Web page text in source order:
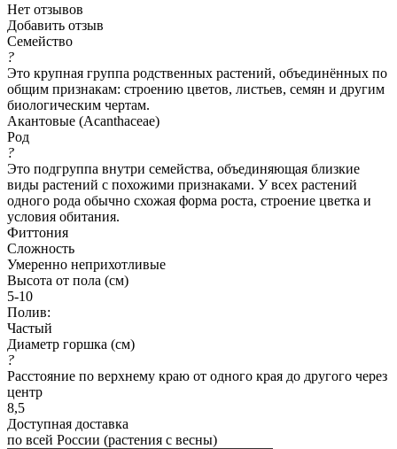
Нет отзывов
Добавить отзыв
Семейство
?
Это крупная группа родственных растений, объединённых по
общим признакам: строению цветов, листьев, семян и другим
биологическим чертам.
Акантовые (Acanthaceae)
Род
?
Это подгруппа внутри семейства, объединяющая близкие
виды растений с похожими признаками. У всех растений
одного рода обычно схожая форма роста, строение цветка и
условия обитания.
Фиттония
Сложность
Умеренно неприхотливые
Высота от пола (см)
5-10
Полив:
Частый
Диаметр горшка (см)
?
Расстояние по верхнему краю от одного края до другого через
центр
8,5
Доступная доставка
по всей России (растения с весны)